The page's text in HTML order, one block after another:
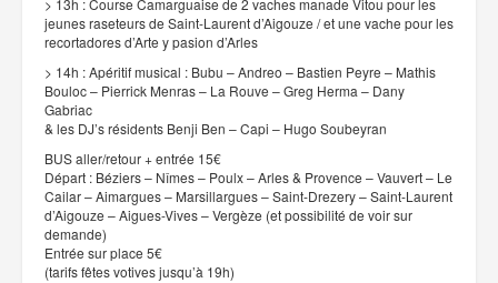
> 13h : Course Camarguaise de 2 vaches manade Vitou pour les
jeunes raseteurs de Saint-Laurent d’Aigouze / et une vache pour les
recortadores d’Arte y pasion d’Arles
> 14h : Apéritif musical : Bubu – Andreo – Bastien Peyre – Mathis
Bouloc – Pierrick Menras – La Rouve – Greg Herma – Dany
Gabriac
& les DJ’s résidents Benji Ben – Capi – Hugo Soubeyran
BUS aller/retour + entrée 15€
Départ : Béziers – Nîmes – Poulx – Arles & Provence – Vauvert – Le
Cailar – Aimargues – Marsillargues – Saint-Drezery – Saint-Laurent
d’Aigouze – Aigues-Vives – Vergèze (et possibilité de voir sur
demande)
Entrée sur place 5€
(tarifs fêtes votives jusqu’à 19h)